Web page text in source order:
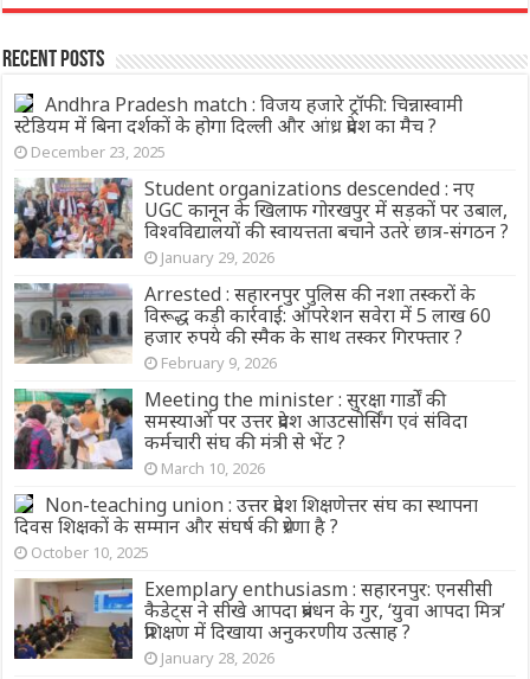
Recent Posts
Andhra Pradesh match : विजय हजारे ट्रॉफी: चिन्नास्वामी
स्टेडियम में बिना दर्शकों के होगा दिल्ली और आंध्र प्रदेश का मैच ?
December 23, 2025
Student organizations descended : नए
UGC कानून के खिलाफ गोरखपुर में सड़कों पर उबाल,
विश्वविद्यालयों की स्वायत्तता बचाने उतरे छात्र-संगठन ?
January 29, 2026
Arrested : सहारनपुर पुलिस की नशा तस्करों के
विरूद्ध कड़ी कार्रवाई: ऑपरेशन सवेरा में 5 लाख 60
हजार रुपये की स्मैक के साथ तस्कर गिरफ्तार ?
February 9, 2026
Meeting the minister : सुरक्षा गार्डों की
समस्याओं पर उत्तर प्रदेश आउटसोर्सिंग एवं संविदा
कर्मचारी संघ की मंत्री से भेंट ?
March 10, 2026
Non-teaching union : उत्तर प्रदेश शिक्षणेत्तर संघ का स्थापना
दिवस शिक्षकों के सम्मान और संघर्ष की प्रेरणा है ?
October 10, 2025
Exemplary enthusiasm : सहारनपुर: एनसीसी
कैडेट्स ने सीखे आपदा प्रबंधन के गुर, ‘युवा आपदा मित्र’
प्रशिक्षण में दिखाया अनुकरणीय उत्साह ?
January 28, 2026